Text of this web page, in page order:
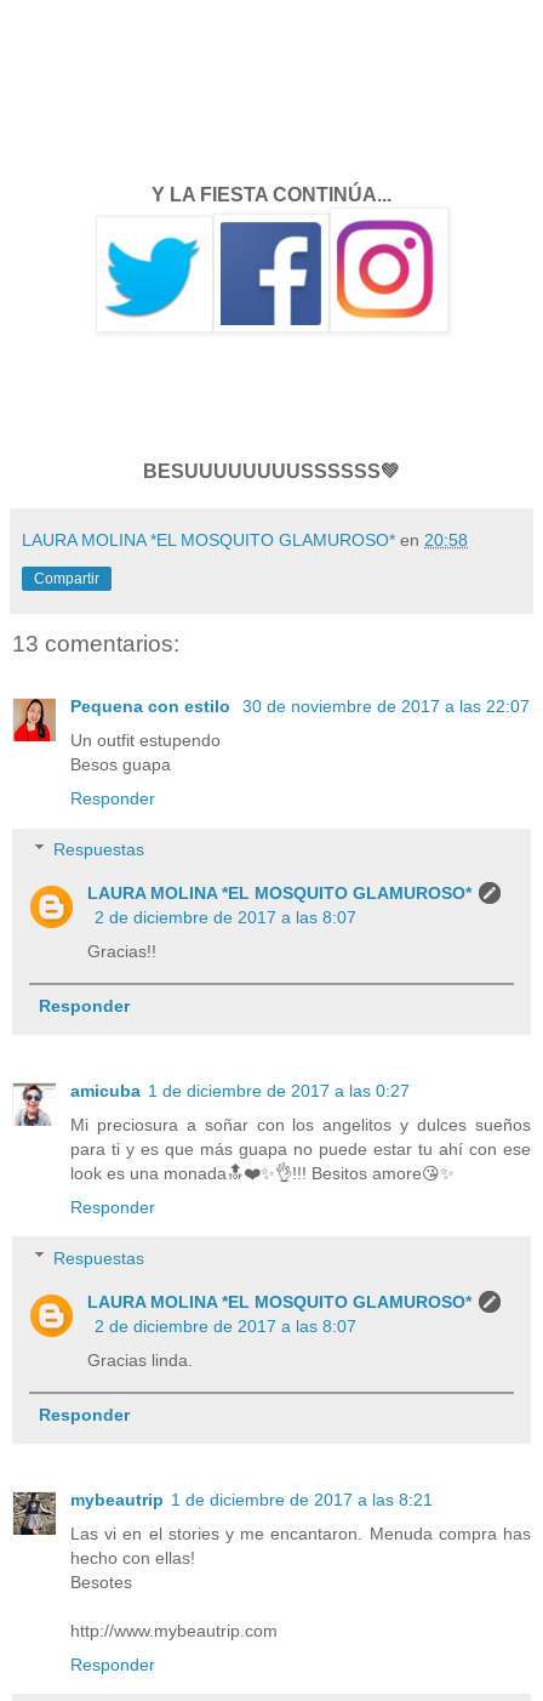
Y LA FIESTA CONTINÚA...
BESUUUUUUUUSSSSSS💚
LAURA MOLINA *EL MOSQUITO GLAMUROSO* en 20:58
Compartir
13 comentarios:
Pequena con estilo
30 de noviembre de 2017 a las 22:07
Un outfit estupendo
Besos guapa
Responder
Respuestas
LAURA MOLINA *EL MOSQUITO GLAMUROSO*
2 de diciembre de 2017 a las 8:07
Gracias!!
Responder
amicuba 1 de diciembre de 2017 a las 0:27
Mi preciosura a soñar con los angelitos y dulces sueños
para ti y es que más guapa no puede estar tu ahí con ese
look es una monada🔝❤️✨👌!!! Besitos amore😘✨
Responder
Respuestas
LAURA MOLINA *EL MOSQUITO GLAMUROSO*
2 de diciembre de 2017 a las 8:07
Gracias linda.
Responder
mybeautrip 1 de diciembre de 2017 a las 8:21
Las vi en el stories y me encantaron. Menuda compra has
hecho con ellas!
Besotes
http://www.mybeautrip.com
Responder